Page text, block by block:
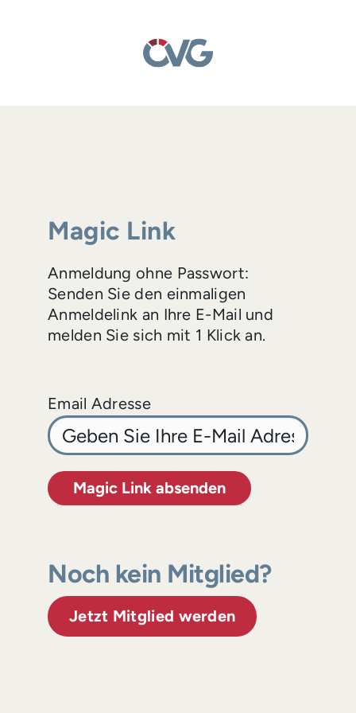
Magic Link
Anmeldung ohne Passwort:
Senden Sie den einmaligen
Anmeldelink an Ihre E-Mail und
melden Sie sich mit 1 Klick an.
Email Adresse
Magic Link absenden
Noch kein Mitglied?
Jetzt Mitglied werden